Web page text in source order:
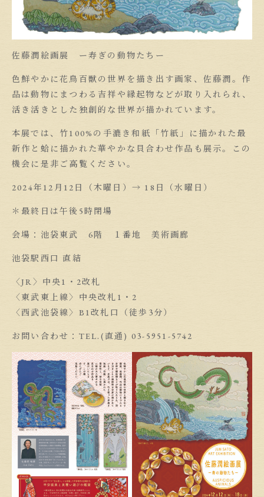
佐藤潤絵画展 ー寿ぎの動物たちー
色鮮やかに花鳥百獣の世界を描き出す画家、佐藤潤。作
品は動物にまつわる吉祥や縁起物などが取り入れられ、
活き活きとした独創的な世界が描かれています。
本展では、竹100%の手漉き和紙「竹紙」に描かれた最
新作と蛤に描かれた華やかな貝合わせ作品も展示。この
機会に是非ご高覧ください。
2024年12月12日（木曜日）→ 18日（水曜日）
＊最終日は午後5時閉場
会場：池袋東武 6階 １番地 美術画廊
池袋駅西口 直結
〈JR〉中央1・2改札
〈東武東上線〉中央改札1・2
〈西武池袋線〉B1改札口（徒歩3分）
お問い合わせ：TEL.(直通) 03-5951-5742